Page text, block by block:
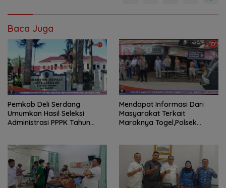
Baca Juga
Pemkab Deli Serdang
Umumkan Hasil Seleksi
Administrasi PPPK Tahun
Mendapat Informasi Dari
Masyarakat Terkait
Maraknya Togel,Polsek